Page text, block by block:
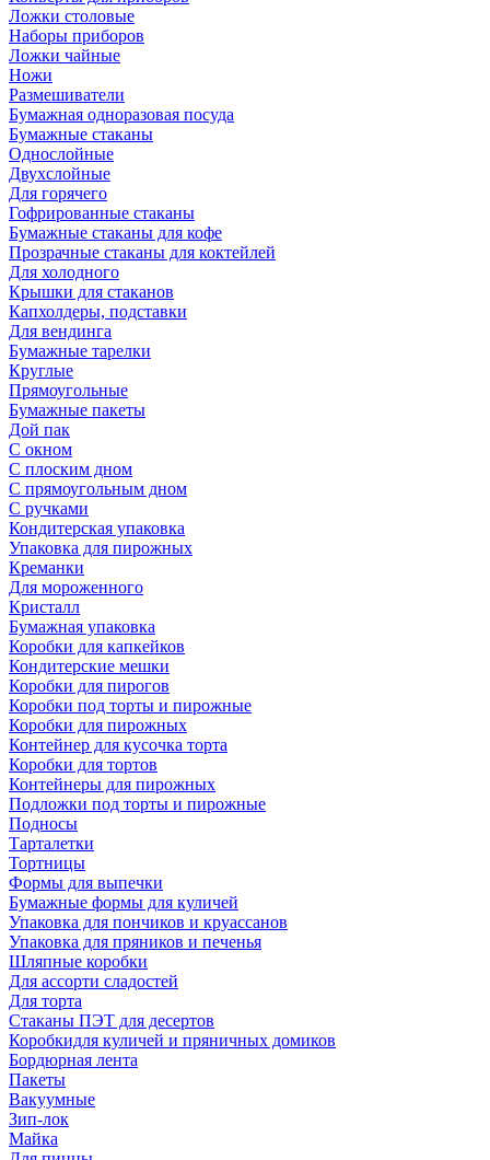
Ложки столовые
Наборы приборов
Ложки чайные
Ножи
Размешиватели
Бумажная одноразовая посуда
Бумажные стаканы
Однослойные
Двухслойные
Для горячего
Гофрированные стаканы
Бумажные стаканы для кофе
Прозрачные стаканы для коктейлей
Для холодного
Крышки для стаканов
Капхолдеры, подставки
Для вендинга
Бумажные тарелки
Круглые
Прямоугольные
Бумажные пакеты
Дой пак
С окном
С плоским дном
С прямоугольным дном
С ручками
Кондитерская упаковка
Упаковка для пирожных
Креманки
Для мороженного
Кристалл
Бумажная упаковка
Коробки для капкейков
Кондитерские мешки
Коробки для пирогов
Коробки под торты и пирожные
Коробки для пирожных
Контейнер для кусочка торта
Коробки для тортов
Контейнеры для пирожных
Подложки под торты и пирожные
Подносы
Тарталетки
Тортницы
Формы для выпечки
Бумажные формы для куличей
Упаковка для пончиков и круассанов
Упаковка для пряников и печенья
Шляпные коробки
Для ассорти сладостей
Для торта
Стаканы ПЭТ для десертов
Коробкидля куличей и пряничных домиков
Бордюрная лента
Пакеты
Вакуумные
Зип-лок
Майка